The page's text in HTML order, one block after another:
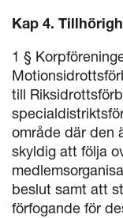
Kap 4.
1 §
till
område där den
skyldig att följa
beslut samt att
förfogande för